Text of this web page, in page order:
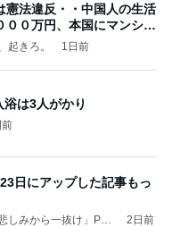
憲法違反・・中国人の生活
００万円、本国にマンショ
起きろ。 1日前
は3人がかり
日にアップした記事もっ
しみから一抜け」Pow
2日前